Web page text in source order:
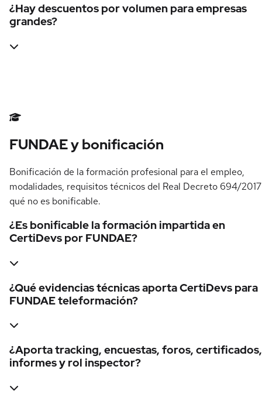
¿Hay descuentos por volumen para empresas
grandes?
FUNDAE y bonificación
Bonificación de la formación profesional para el empleo,
modalidades, requisitos técnicos del Real Decreto 694/
qué no es bonificable.
¿Es bonificable la formación impartida en
CertiDevs por FUNDAE?
¿Qué evidencias técnicas aporta CertiDevs para
FUNDAE teleformación?
¿Aporta tracking, encuestas, foros, certificados,
informes y rol inspector?